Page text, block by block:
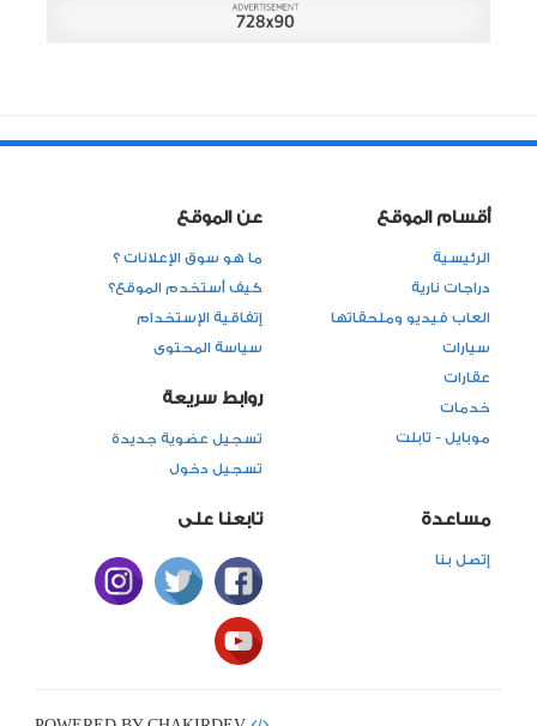
أقسام الموقع
الرئيسية
دراجات نارية
العاب فيديو وملحقاتها
سيارات
عقارات
خدمات
موبايل - تابلت
عن الموقع
ما هو سوق الإعلانات ؟
كيف أستخدم الموقع؟
إتفاقية الإستخدام
سياسة المحتوى
روابط سريعة
تسجيل عضوية جديدة
تسجيل دخول
مساعدة
إتصل بنا
تابعنا على